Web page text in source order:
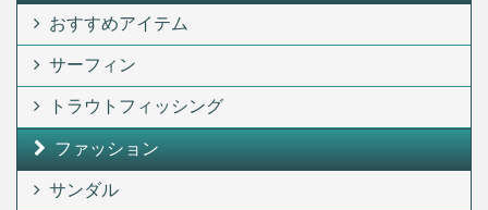
おすすめアイテム
サーフィン
トラウトフィッシング
ファッション
サンダル